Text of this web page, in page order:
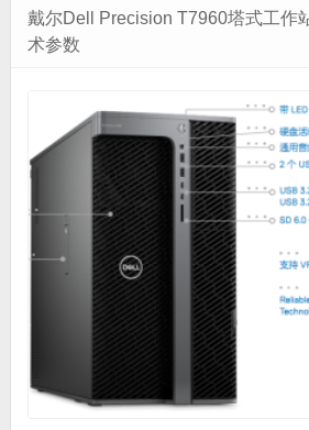
戴尔Dell Precision T7960塔式工作
术参数